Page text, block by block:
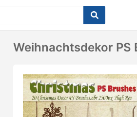
Weihnachtsdekor PS